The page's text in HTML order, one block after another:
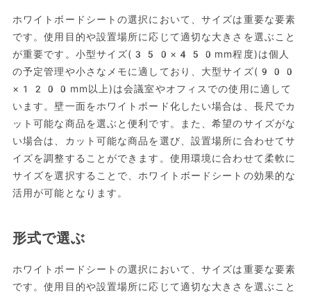
ホワイトボードシートの選択において、サイズは重要な要素
です。使用目的や設置場所に応じて適切な大きさを選ぶこと
が重要です。小型サイズ(350×450mm程度)は個人
の予定管理や小さなメモに適しており、大型サイズ(900
×1200mm以上)は会議室やオフィスでの使用に適して
います。壁一面をホワイトボード化したい場合は、長尺でカ
ット可能な商品を選ぶと便利です。また、希望のサイズがな
い場合は、カット可能な商品を選び、設置場所に合わせてサ
イズを調整することができます。使用環境に合わせて柔軟に
サイズを選択することで、ホワイトボードシートの効果的な
活用が可能となります。
形式で選ぶ
ホワイトボードシートの選択において、サイズは重要な要素
です。使用目的や設置場所に応じて適切な大きさを選ぶこと